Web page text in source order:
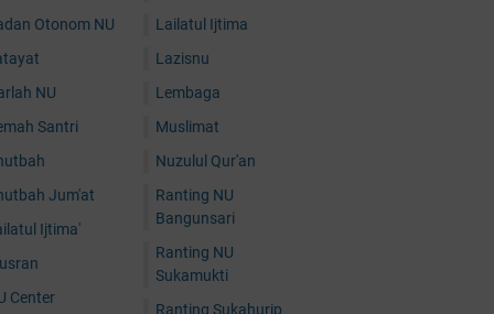
Otonom NU
NU
Santri
Jum'at
Ijtima'
Center
Lailatul Ijtima
Lazisnu
Lembaga
Muslimat
Nuzulul Qur'an
Ranting NU
Bangunsari
Ranting NU
Sukamukti
Ranting Sukahurip